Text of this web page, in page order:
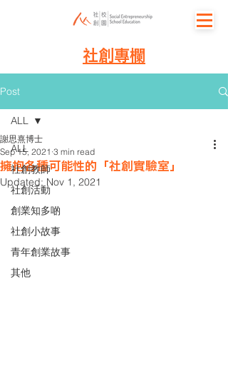
社創專欄
Post
ALL
社創教師
社創活動
創業知多啲
社創小故事
青年創業故事
其他
ALL
擁抱各種可能性的「社創實驗室」
謝思熹博士
Sep 15, 2021 3 min read
Updated: Nov 1, 2021